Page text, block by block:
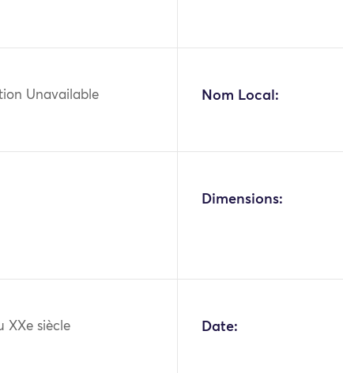
Unavailable Nom Local:
Dimensions:
XXe siècle Date: